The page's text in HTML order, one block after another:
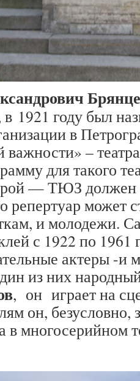
1921 году был
в
важности» –
для такого
— ТЮЗ должен
репертуар может
и молодежи.
с 1922 по 1961
актеры -и
из них
, он играет на
он,
в многосерийном